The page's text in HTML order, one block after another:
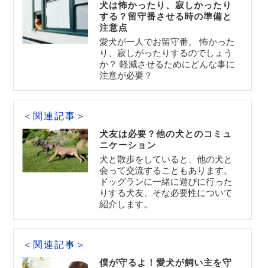
犬は怖かったり、寂しかったり
する？留守番させる時の準備と
注意点
愛犬が一人でお留守番。 怖かった
り、寂しがったりするのでしょう
か？ 軽減させるためにどんな事‎に
注意が必要？
＜関連記事＞
犬友は必要？他の犬とのコミュ
ニケーション
犬と散歩をしていると、他の犬と
会って交流することもあります。
ドッグランに一緒に遊びに行った
りする犬友、そな必要性について
紹介します。
＜関連記事＞
僕が守るよ！愛犬が飼い主を守